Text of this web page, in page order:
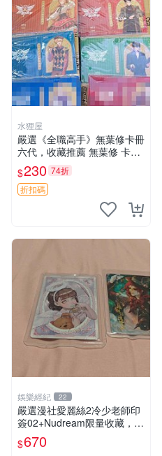
水狸屋
嚴選《全職高手》無葉修卡冊
六代，收藏推薦 無葉修 卡冊
全職高手
$230 74折
折扣碼
娛樂經紀 22
嚴選漫社愛麗絲2冷少老師印
簽02+Nudream限量收藏，默
認廠瑕，安心到貨轉寄 發貨
立即 一覽無遺 印記 收藏 師
$670